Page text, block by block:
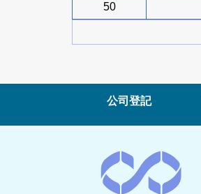
50
公司登記